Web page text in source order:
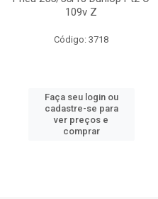
109v Z
Código: 3718
Faça seu login ou
cadastre-se para
ver preços e
comprar